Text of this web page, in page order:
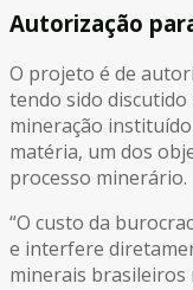
Autorização
O projeto é de
tendo sido
mineração
matéria, um dos
processo minerário.
“O custo da
e interfere
minerais brasileiros